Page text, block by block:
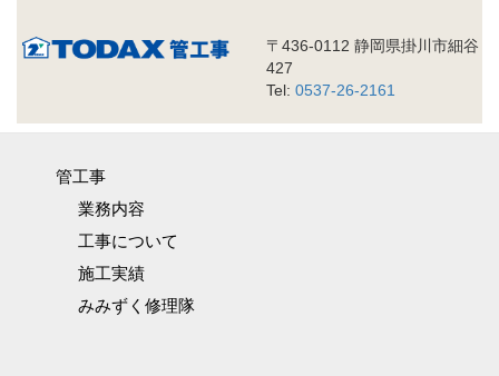
〒436-0112 静岡県掛川市細谷
427
Tel: 0537-26-2161
管工事
業務内容
工事について
施工実績
みみずく修理隊